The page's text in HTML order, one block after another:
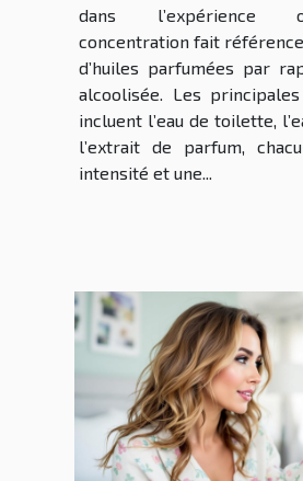
dans l’expérience
concentration fait
d’huiles parfumées par
alcoolisée. Les
incluent l’eau de toilette,
l’extrait de parfum,
intensité et une...